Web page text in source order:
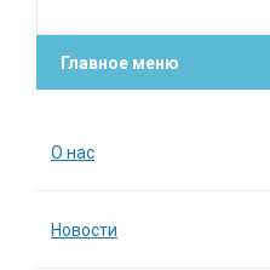
Главное меню
О нас
Новости